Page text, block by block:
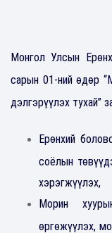
Монгол Улсын
сарын 01-ний өдөр
дэлгэрүүлэх тухай”
Ерөнхий
соёлын
хэрэгжүүлэх,
Морин
өргөжүүлэх,